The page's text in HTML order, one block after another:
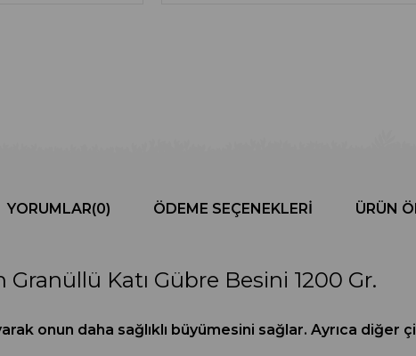
YORUMLAR(0) ÖDEME SEÇENEKLERI ÜRÜN
Granüllü Katı Gübre Besini 1200 Gr.
onun daha sağlıklı büyümesini sağlar. Ayrıca